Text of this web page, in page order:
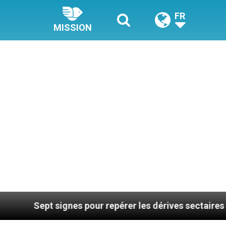
MISSION
FR
signes pour repérer les dérives sectaires du